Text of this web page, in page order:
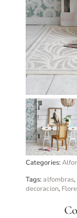
Categories:
Tags:alfombras,
decoracion,